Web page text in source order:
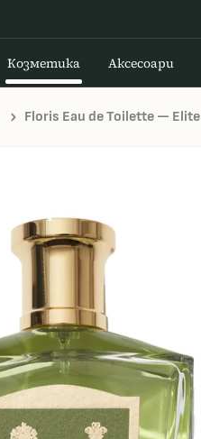
Козметика Аксесоари
Floris Eau de Toilette — Elite